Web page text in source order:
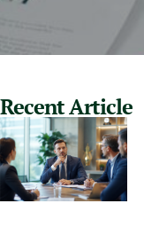
Recent Article